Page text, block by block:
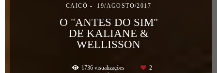
CAICÓ
19/AGOSTO/2017
O "ANTES DO SIM"
DE KALIANE &
WELLISSON
1736 visualizações
2